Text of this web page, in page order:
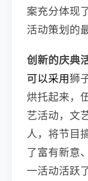
案充分体现
活动策划的
创新的庆典
可以采用狮
烘托起来，
艺活动，文
人，将节目
了富有新意
一活动活跃